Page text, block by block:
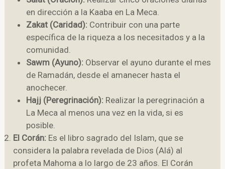
en dirección a la Kaaba en La Meca.
Zakat (Caridad): Contribuir con una parte
específica de la riqueza a los necesitados y a la
comunidad.
Sawm (Ayuno): Observar el ayuno durante el mes
de Ramadán, desde el amanecer hasta el
anochecer.
Hajj (Peregrinación): Realizar la peregrinación a
La Meca al menos una vez en la vida, si es
posible.
El Corán: Es el libro sagrado del Islam, que se
considera la palabra revelada de Dios (Alá) al
profeta Mahoma a lo largo de 23 años. El Corán